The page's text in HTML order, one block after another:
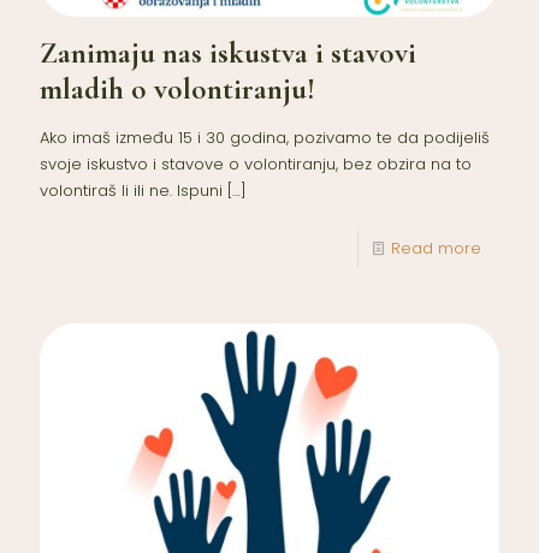
Zanimaju nas iskustva i stavovi
mladih o volontiranju!
Ako imaš između 15 i 30 godina, pozivamo te da podijeliš
svoje iskustvo i stavove o volontiranju, bez obzira na to
volontiraš li ili ne. Ispuni […]
Read more